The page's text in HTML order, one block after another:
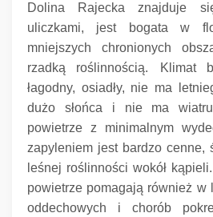
Dolina Rajecka znajduje
uliczkami, jest bogata w
mniejszych chronionych
rzadką roślinnością.
Klimat
łagodny, osiadły, nie ma
dużo słońca i nie ma
powietrze z minimalnym
zapyleniem jest bardzo cenne,
leśnej roślinności wokół kąpieli.
powietrze pomagają również w
oddechowych i chorób